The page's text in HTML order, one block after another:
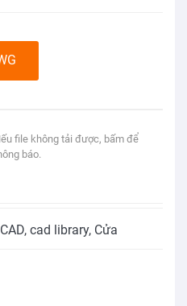
file không tải được, bấm để
báo.
, cad library, Cửa